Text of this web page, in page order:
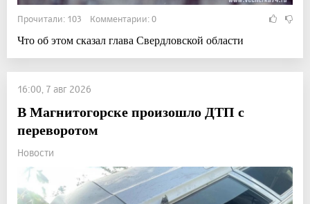
Прочитали: 103 Комментарии: 0
Что об этом сказал глава Свердловской области
16:00, 7 авг 2026
В Магнитогорске произошло ДТП с
переворотом
Новости